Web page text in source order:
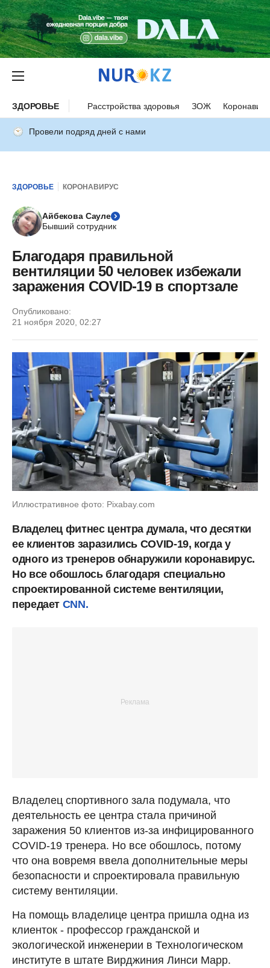
ЗДОРОВЬЕ Расстройства здоровья ЗОЖ
Провели подряд дней с нами
ЗДОРОВЬЕ КОРОНАВИРУС
Айбекова Сауле
Бывший сотрудник
Благодаря правильной
вентиляции 50 человек избежали
заражения COVID-19 в спортзале
Опубликовано:
21 ноября 2020, 02:27
Иллюстративное фото: Pixabay.com
Владелец фитнес центра думала, что десятки
ее клиентов заразились COVID-19, когда у
одного из тренеров обнаружили коронавирус.
Но все обошлось благодаря специально
спроектированной системе вентиляции,
передает CNN.
Владелец спортивного зала подумала, что
деятельность ее центра стала причиной
заражения 50 клиентов из-за инфицированного
COVID-19 тренера. Но все обошлось, потому
что она вовремя ввела дополнительные меры
безопасности и спроектировала правильную
систему вентиляции.
На помощь владелице центра пришла одна из
клиенток - профессор гражданской и
экологической инженерии в Технологическом
институте в штате Вирджиния Линси Марр.